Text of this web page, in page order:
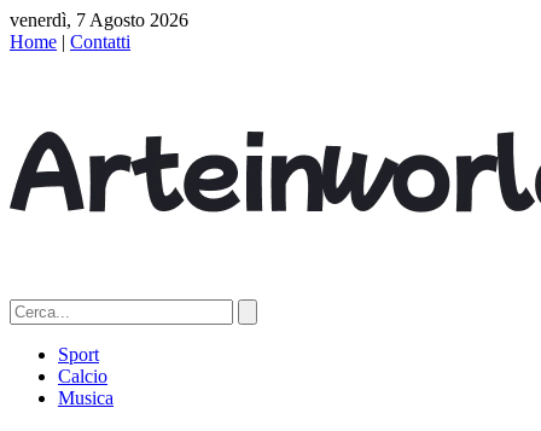
venerdì, 7 Agosto 2026
Home | Contatti
Sport
Calcio
Musica